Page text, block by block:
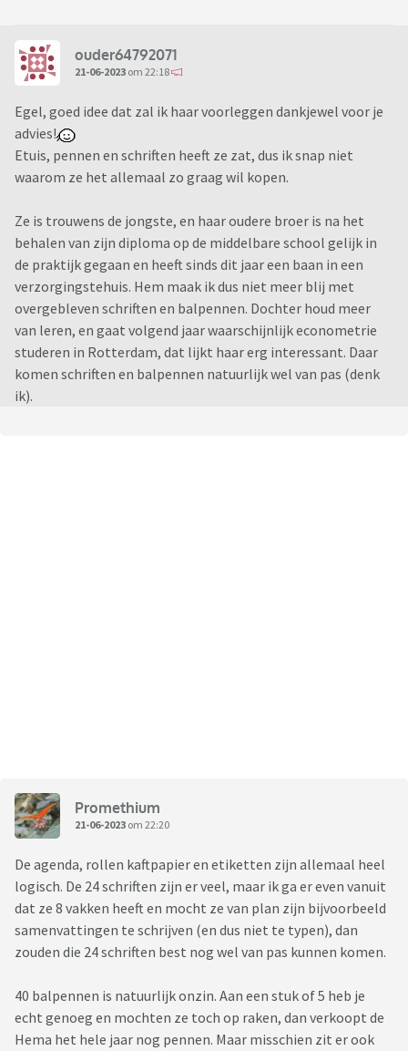
ouder64792071
21-06-2023 om 22:18
Egel, goed idee dat zal ik haar voorleggen dankjewel voor je
advies!
Etuis, pennen en schriften heeft ze zat, dus ik snap niet
waarom ze het allemaal zo graag wil kopen.
Ze is trouwens de jongste, en haar oudere broer is na het
behalen van zijn diploma op de middelbare school gelijk in
de praktijk gegaan en heeft sinds dit jaar een baan in een
verzorgingstehuis. Hem maak ik dus niet meer blij met
overgebleven schriften en balpennen. Dochter houd meer
van leren, en gaat volgend jaar waarschijnlijk econometrie
studeren in Rotterdam, dat lijkt haar erg interessant. Daar
komen schriften en balpennen natuurlijk wel van pas (denk
ik).
Promethium
21-06-2023 om 22:20
De agenda, rollen kaftpapier en etiketten zijn allemaal heel
logisch. De 24 schriften zijn er veel, maar ik ga er even vanuit
dat ze 8 vakken heeft en mocht ze van plan zijn bijvoorbeeld
samenvattingen te schrijven (en dus niet te typen), dan
zouden die 24 schriften best nog wel van pas kunnen komen.
40 balpennen is natuurlijk onzin. Aan een stuk of 5 heb je
echt genoeg en mochten ze toch op raken, dan verkoopt de
Hema het hele jaar nog pennen. Maar misschien zit er ook